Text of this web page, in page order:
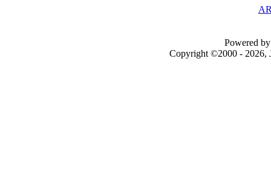
Powered
Copyright ©2000 - 2026,